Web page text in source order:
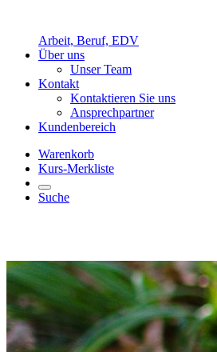
Arbeit, Beruf, EDV
Über uns
Unser Team
Kontakt
Kontaktieren Sie uns
Ansprechpartner
Kundenbereich
Warenkorb
Kurs-Merkliste
Suche